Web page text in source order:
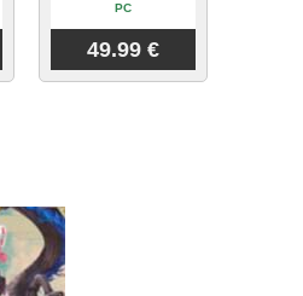
PC
49.99 €